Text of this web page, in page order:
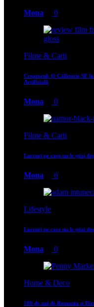
Mona 0
Filme & Carti
Creatorul: O Călătorie SF
Artificială
Mona 0
Filme & Carti
Lucruri pe care nu le știai
Mona 0
Lifestyle
Lucruri pe care nu le știai
Mona 0
Home & Deco
100 de ani de Romania si